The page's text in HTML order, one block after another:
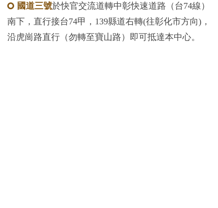
國道三號於快官交流道轉中彰快速道路（台74線）
南下，直行接台74甲，139縣道右轉(往彰化市方向)，
沿虎崗路直行（勿轉至寶山路）即可抵達本中心。